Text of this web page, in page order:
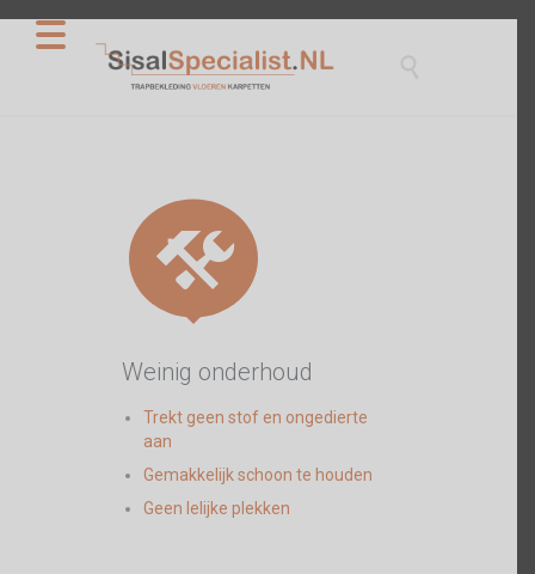

Weinig onderhoud
Trekt geen stof en ongedierte
aan
Gemakkelijk schoon te houden
Geen lelijke plekken